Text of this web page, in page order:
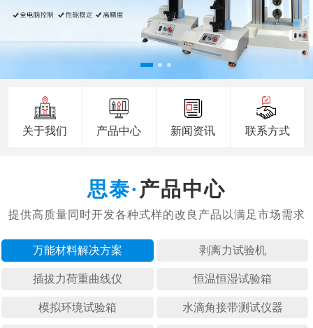
关于我们 产品中心 新闻资讯 联系方式
产品中心
万能材料 剥离力试
插拔力荷 恒温恒湿
模拟环境 水滴角接